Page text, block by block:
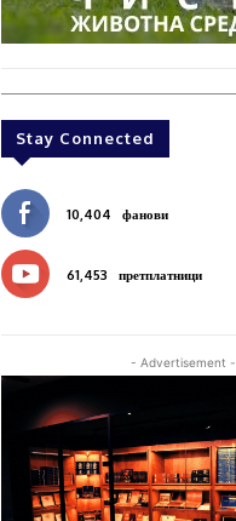
Stay Connected
10,404 фанови
61,453 претплатници
- Advertisement -